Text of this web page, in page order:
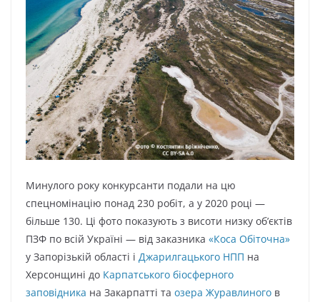
Минулого року конкурсанти подали на цю
спецномінацію понад 230 робіт, а у 2020 році —
більше 130. Ці фото показують з висоти низку об’єктів
ПЗФ по всій Україні — від заказника «Коса Обіточна»
у Запорізькій області і Джарилгацького НПП на
Херсонщині до Карпатського біосферного
заповідника на Закарпатті та озера Журавлиного в